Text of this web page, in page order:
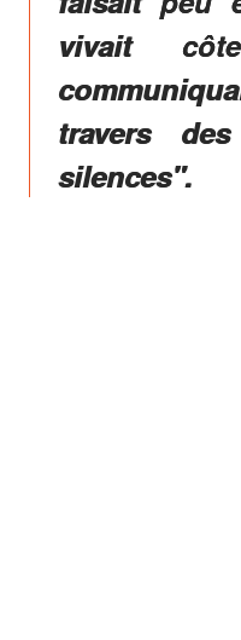
vivait
travers
silences".